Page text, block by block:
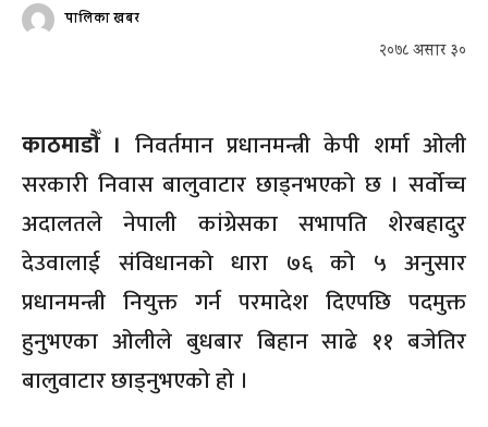
पालिका खबर
२०७८ असार ३०
काठमाडौँ । निवर्तमान प्रधानमन्त्री केपी शर्मा ओली
सरकारी निवास बालुवाटार छाड्नभएको छ । सर्वोच्च
अदालतले नेपाली कांग्रेसका सभापति शेरबहादुर
देउवालाई संविधानको धारा ७६ को ५ अनुसार
प्रधानमन्त्री नियुक्त गर्न परमादेश दिएपछि पदमुक्त
हुनुभएका ओलीले बुधबार बिहान साढे ११ बजेतिर
बालुवाटार छाड्नुभएको हो ।